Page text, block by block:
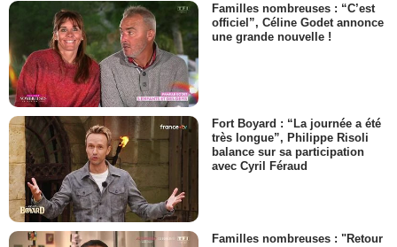
Familles nombreuses : “C’est
officiel”, Céline Godet annonce
une grande nouvelle !
Fort Boyard : “La journée a été
très longue”, Philippe Risoli
balance sur sa participation
avec Cyril Féraud
Familles nombreuses : "Retour